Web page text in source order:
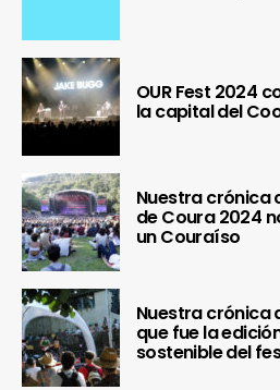
OUR Fest 2024
la capital del
Nuestra crónica
de Coura 2024
un Couraíso
Nuestra crónica
que fue la
sostenible del